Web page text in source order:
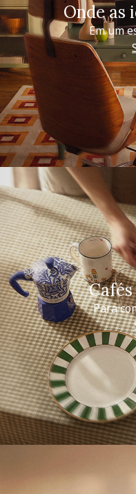
Onde as
Em um
Para